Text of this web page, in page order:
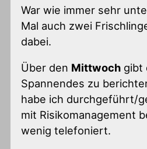
War wie immer sehr
Mal auch zwei
dabei.
Über den Mittwoch gibt
Spannendes zu
habe ich durchgeführt/
mit Risikomanagement
wenig telefoniert.